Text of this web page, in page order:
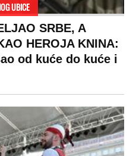
UBICE
SRBE, A
HEROJA KNINA:
od kuće do kuće i